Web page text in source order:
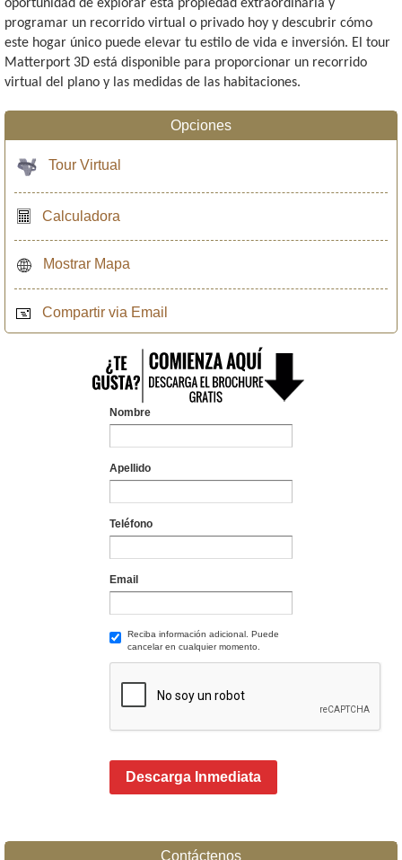
oportunidad de explorar esta propiedad extraordinaria y
programar un recorrido virtual o privado hoy y descubrir cómo
este hogar único puede elevar tu estilo de vida e inversión. El tour
Matterport 3D está disponible para proporcionar un recorrido
virtual del plano y las medidas de las habitaciones.
Opciones
Tour Virtual
Calculadora
Mostrar Mapa
Compartir via Email
Nombre
Apellido
Teléfono
Email
Reciba información adicional. Puede
cancelar en cualquier momento.
Descarga Inmediata
Contáctenos